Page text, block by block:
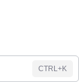
CTRL+K